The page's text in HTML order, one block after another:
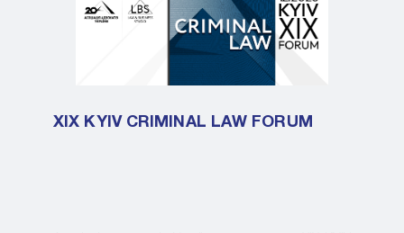
XIX KYIV CRIMINAL LAW FORUM